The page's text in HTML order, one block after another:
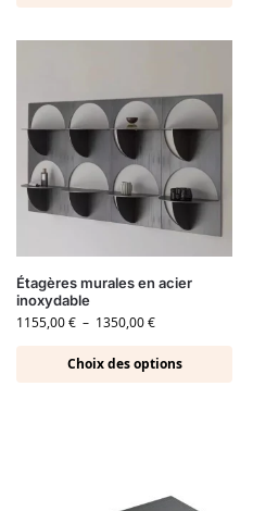
Étagères murales en acier
inoxydable
1155,00€ – 1350,00€
Choix des options